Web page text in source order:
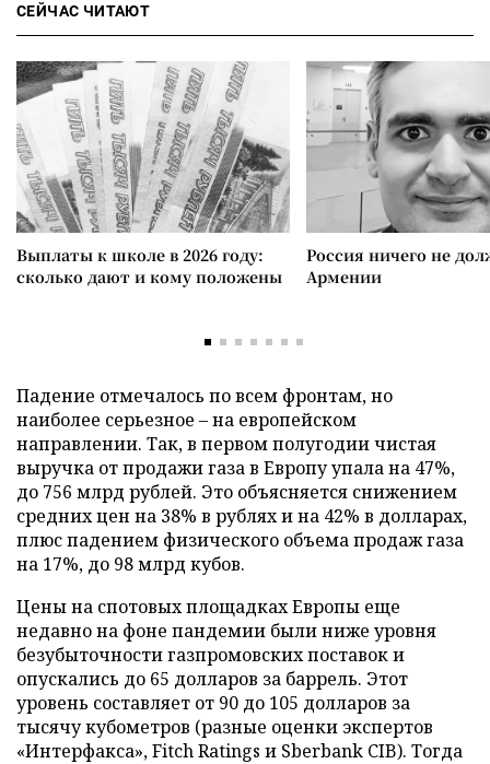
СЕЙЧАС ЧИТАЮТ
Выплаты к школе в 2026 году:
сколько дают и кому положены
Россия ничего не
Армении
Падение отмечалось по всем фронтам, но
наиболее серьезное – на европейском
направлении. Так, в первом полугодии чистая
выручка от продажи газа в Европу упала на 47%,
до 756 млрд рублей. Это объясняется снижением
средних цен на 38% в рублях и на 42% в долларах,
плюс падением физического объема продаж газа
на 17%, до 98 млрд кубов.
Цены на спотовых площадках Европы еще
недавно на фоне пандемии были ниже уровня
безубыточности газпромовских поставок и
опускались до 65 долларов за баррель. Этот
уровень составляет от 90 до 105 долларов за
тысячу кубометров (разные оценки экспертов
«Интерфакса», Fitch Ratings и Sberbank CIB). Тогда